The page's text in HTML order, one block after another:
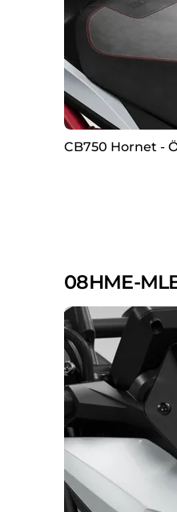
CB750 Hornet -
08HME-